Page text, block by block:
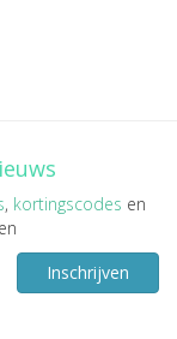
, kortingscodes en
Inschrijven